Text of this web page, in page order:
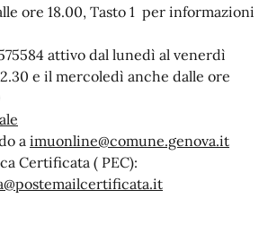
ore 18.00, Tasto 1 per informazioni
attivo dal lunedì al venerdì
e il mercoledì anche dalle ore
a imuonline@comune.genova.it
Certificata ( PEC):